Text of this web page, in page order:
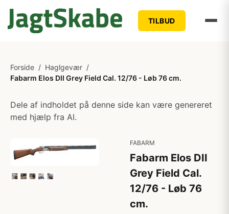
TILBUD
Forside / Haglgevær /
Fabarm Elos DII Grey Field Cal. 12/76 - Løb 76 cm.
Dele af indholdet på denne side kan være genereret
med hjælp fra AI.
FABARM
Fabarm Elos DII
Grey Field Cal.
12/76 - Løb 76
cm.